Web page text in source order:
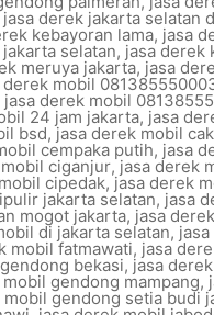
jasa derek jakarta selatan
kebayoran lama, jasa
selatan, jasa derek
meruya jakarta, jasa
derek mobil
jasa derek mobil
24 jam jakarta, jasa
bsd,jasa derek mobil
cempaka putih, jasa
ciganjur,jasa derek
cipedak,jasa derek
jakarta selatan, jasa
mogot jakarta, jasa
di jakarta selatan,
mobil fatmawati, jasa
bekasi, jasa
gendong mampang,
mobil gendong setia budi